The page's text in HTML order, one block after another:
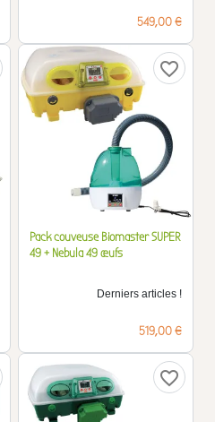
Prix
549,00 €
favorite_border
Pack couveuse Biomaster SUPER
49 + Nebula 49 œufs
Derniers articles !
Prix
519,00 €
favorite_border